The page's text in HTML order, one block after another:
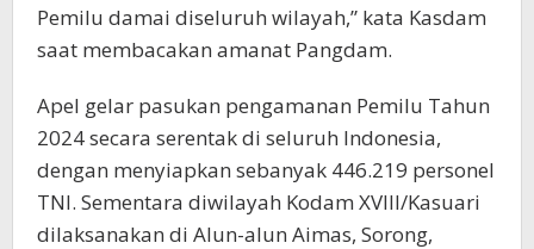
Pemilu damai diseluruh wilayah,” kata Kasdam
saat membacakan amanat Pangdam.
Apel gelar pasukan pengamanan Pemilu Tahun
2024 secara serentak di seluruh Indonesia,
dengan menyiapkan sebanyak 446.219 personel
TNI. Sementara diwilayah Kodam XVIII/Kasuari
dilaksanakan di Alun-alun Aimas, Sorong,